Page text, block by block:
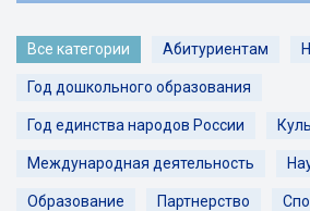
Все категории Абитуриентам
Год дошкольного образования
Год единства народов России
Международная деятельность
Образование Партнерство